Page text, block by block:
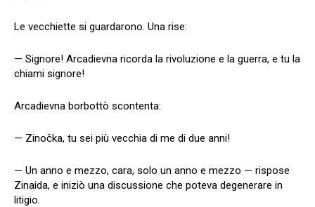
Le vecchiette si guardarono. Una rise:
— Signore! Arcadievna ricorda la rivoluzione e la guerra, e tu la
chiami signore!
Arcadievna borbottò scontenta:
— Zinočka, tu sei più vecchia di me di due anni!
— Un anno e mezzo, cara, solo un anno e mezzo — rispose
Zinaida, e iniziò una discussione che poteva degenerare in
litigio.